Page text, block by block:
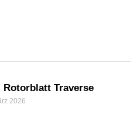
Rotorblatt Traverse
2026